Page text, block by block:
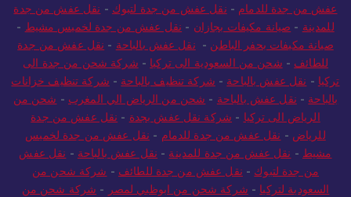
عفش من جدة للدمام - نقل عفش من جدة لتبوك - نقل عفش من جدة
للمدينة - صيانة مكيفات بجازان - نقل عفش من جدة لخميس مشيط -
صيانة مكيفات بحفر الباطن - نقل عفش بالباحة - نقل عفش من جدة
للطائف - شحن من السعودية الى تركيا - شركة شحن من جدة الى
تركيا - نقل عفش بالباحة - شركة تنظيف بالباحة - شركة تنظيف خزانات
بالباحة - نقل عفش بالباحة - شحن من الرياض الي المغرب - شحن من
الرياض الى تركيا - شركة نقل عفش بجدة - نقل عفش من جدة
للرياض - نقل عفش من جدة للدمام - نقل عفش من جدة لخميس
مشيط - نقل عفش من جدة للمدينة - نقل عفش بالباحة - نقل عفش
من جدة لتبوك - نقل عفش من جدة للطائف - شركة شحن من
السعودية لتركيا - شركة شحن من ابوظبي لمصر - شركة شحن من